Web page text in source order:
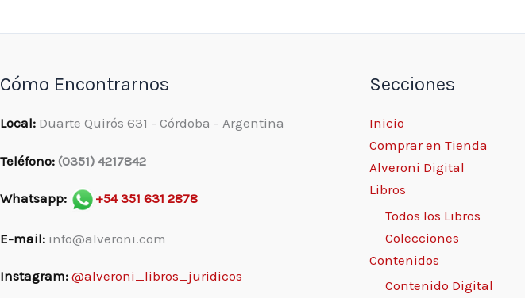
Cómo Encontrarnos
Local: Duarte Quirós 631 - Córdoba - Argentina
Teléfono: (0351) 4217842
Whatsapp: +54 351 631 2878
E-mail: info@alveroni.com
Instagram: @alveroni_libros_juridicos
Secciones
Inicio
Comprar en Tienda
Alveroni Digital
Libros
Todos los Libros
Colecciones
Contenidos
Contenido Digital